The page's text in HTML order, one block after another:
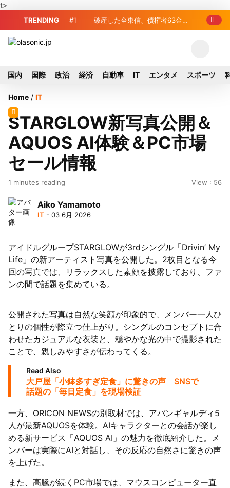
t>
TRENDING #1 破産した全東信、債権者63金融
勝ち組と負け組の
国内 国際 政治 経済 自動車 IT エンタメ スポーツ
Home / IT
STARGLOW新写真公開＆
AQUOS AI体験＆PC市場
セール情報
1 minutes reading View : 56
Aiko Yamamoto
IT - 03 6月 2026
アイドルグループSTARGLOWが3rdシングル「Drivin’ My
Life」の新アーティスト写真を公開した。2枚目となる今
回の写真では、リラックスした素顔を披露しており、ファ
ンの間で話題を集めている。
公開された写真は自然な笑顔が印象的で、メンバー一人ひ
とりの個性が際立つ仕上がり。シングルのコンセプトに合
わせたカジュアルな衣装と、穏やかな光の中で撮影された
ことで、親しみやすさが伝わってくる。
Read Also
大戸屋「小鉢多すぎ定食」に驚きの声 SNSで
話題の「毎日定食」を現場検証
一方、ORICON NEWSの別取材では、アバンギャルディ5
人が最新AQUOSを体験。AIキャラクターとの会話が楽し
める新サービス「AQUOS AI」の魅力を徹底紹介した。メ
ンバーは実際にAIと対話し、その反応の自然さに驚きの声
を上げた。
また、高騰が続くPC市場では、マウスコンピューター直